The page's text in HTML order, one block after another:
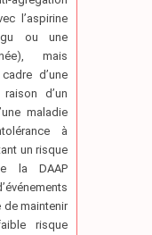
l’aspirine
ou une
mais
d’une
d’un
maladie
à
un risque
la DAAP
de maintenir
risque